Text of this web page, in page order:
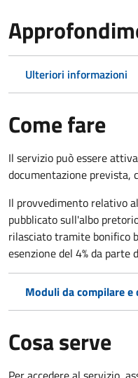
Ulteriori informazioni
Come fare
Il servizio può essere
documentazione prevista,
Il provvedimento relativo
pubblicato sull'albo
rilasciato tramite bonifico
esenzione del 4% da parte
Moduli da compilare
Cosa serve